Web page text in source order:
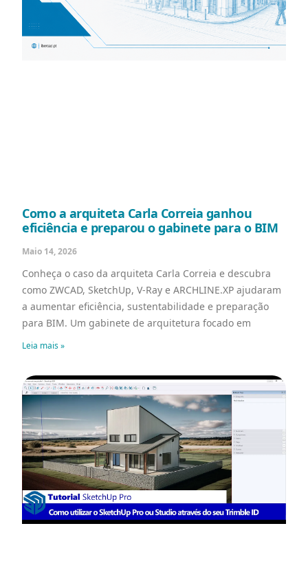
Como a arquiteta Carla Correia ganhou
eficiência e preparou o gabinete para o BIM
Maio 14, 2026
Conheça o caso da arquiteta Carla Correia e descubra
como ZWCAD, SketchUp, V-Ray e ARCHLINE.XP ajudaram
a aumentar eficiência, sustentabilidade e preparação
para BIM. Um gabinete de arquitetura focado em
Leia mais »